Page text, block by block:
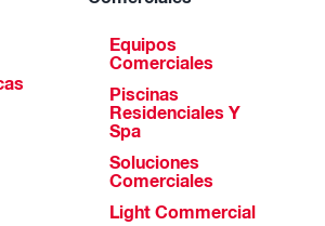
Equipos
Comerciales
Piscinas
Residenciales Y
Spa
Soluciones
Comerciales
Light Commercial